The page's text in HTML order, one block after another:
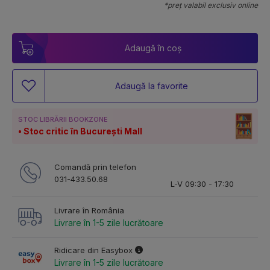
*preț valabil exclusiv online
Adaugă în coș
Adaugă la favorite
STOC LIBRĂRII BOOKZONE
Stoc critic în București Mall
Comandă prin telefon
031-433.50.68
L-V 09:30 - 17:30
Livrare în România
Livrare în 1-5 zile lucrătoare
Ridicare din Easybox
Livrare în 1-5 zile lucrătoare